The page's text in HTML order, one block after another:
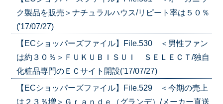
ク製品を販売＞ナチュラルハウス/リピート率は５０％
('17/07/27)
【ECショッパーズファイル】File.530 ＜男性ファン
は約３０％＞ＦＵＫＵＢＩＳＵＩ ＳＥＬＥＣＴ/独自
化粧品専門のＥＣサイト開設('17/07/27)
【ECショッパーズファイル】File.529 ＜今期の売上
は２３％増＞Ｇｒａｎｄｅ（グランデ）/メーカー直送